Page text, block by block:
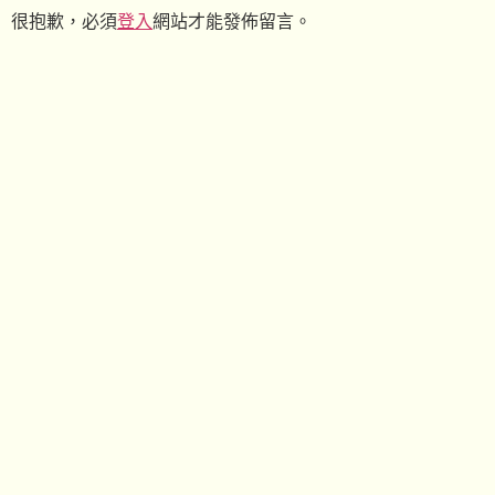
很抱歉，必須登入網站才能發佈留言。